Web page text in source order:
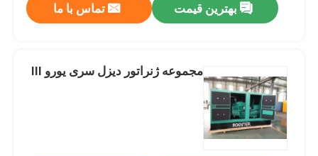
محصولات
دربارهی ما
بهترین قیمت تماس با ما
مجموعه ژنراتور دیزل سری یورو III